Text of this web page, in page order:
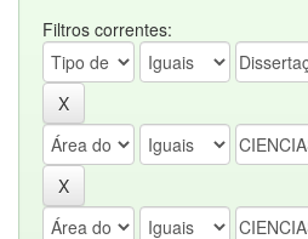
Filtros correntes: